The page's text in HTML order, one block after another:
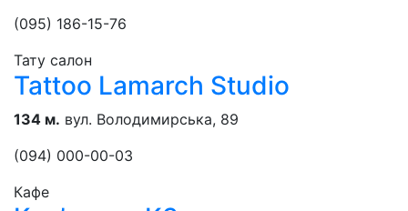
(095) 186-15-76
Тату салон
Tattoo Lamarch Studio
134 м. вул. Володимирська, 89
(094) 000-00-03
Кафе